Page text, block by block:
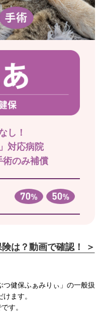
し！
対応病院
術のみ補償
は？動画で確認！ ＞
健保ふぁみりぃ」の一般扱
ます。
す。